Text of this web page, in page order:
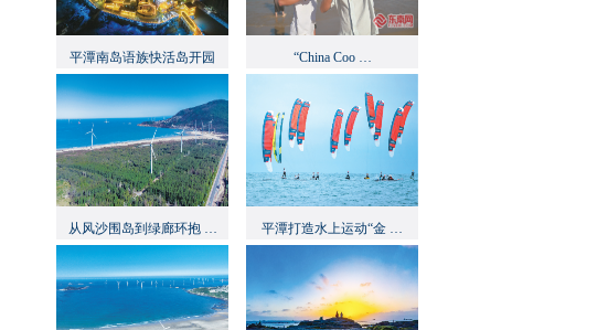
平潭南岛语族快活岛开园 “China Coo …
从风沙围岛到绿廊环抱 … 平潭打造水上运动“金 …